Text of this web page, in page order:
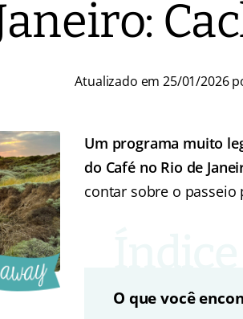
Atualizado em 25/01/2026
Um programa muito
do Café no Rio de
contar sobre o passeio
O que você